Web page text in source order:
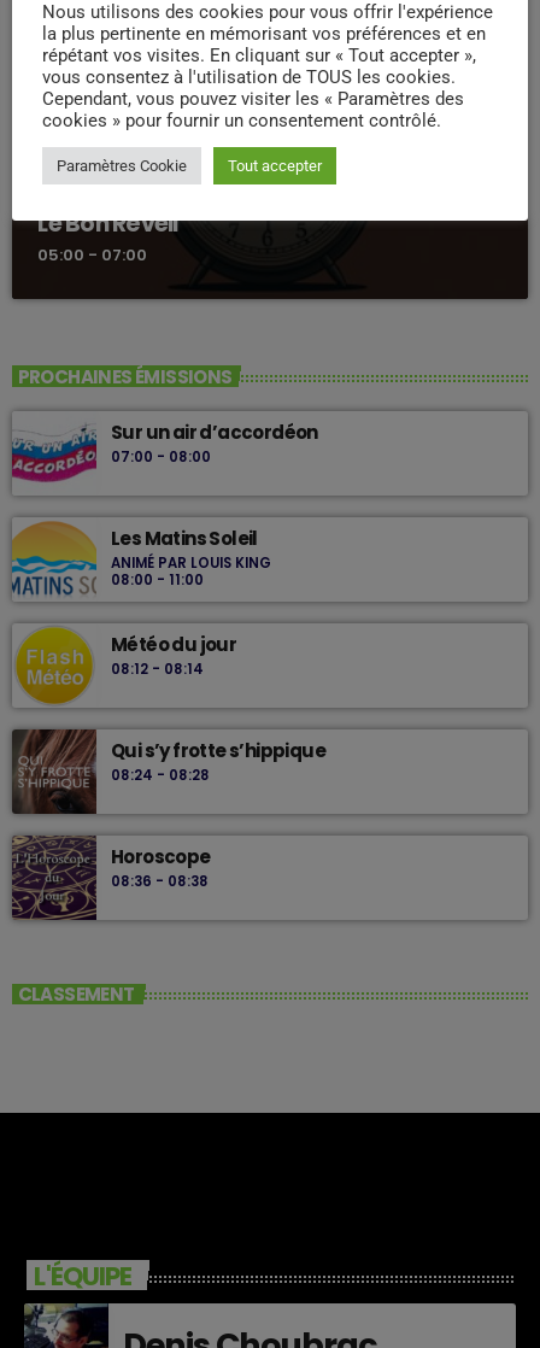
MATINALE
Le Bon Réveil
05:00 - 07:00
PROCHAINES ÉMISSIONS
Sur un air d’accordéon
07:00 - 08:00
Les Matins Soleil
ANIMÉ PAR LOUIS KING
08:00 - 11:00
Météo du jour
08:12 - 08:14
Qui s’y frotte s’hippique
08:24 - 08:28
Horoscope
08:36 - 08:38
CLASSEMENT
L'ÉQUIPE
Nous utilisons des cookies pour vous offrir l'expérience
la plus pertinente en mémorisant vos préférences et en
répétant vos visites. En cliquant sur « Tout accepter »,
vous consentez à l'utilisation de TOUS les cookies.
Cependant, vous pouvez visiter les « Paramètres des
cookies » pour fournir un consentement contrôlé.
Paramètres Cookie Tout accepter